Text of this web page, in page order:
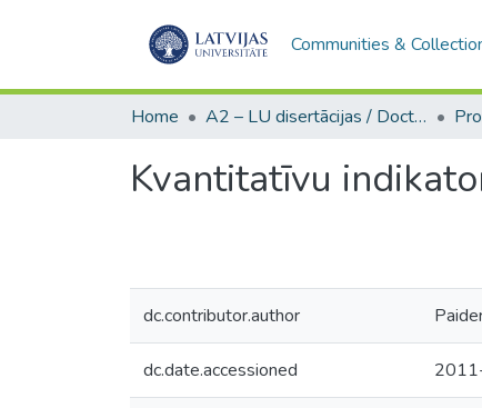
Communities &
Home A2 – LU disertācijas / Doctoral theses UL
Kvantitatīvu
dc.contributor.author
dc.date.accessioned